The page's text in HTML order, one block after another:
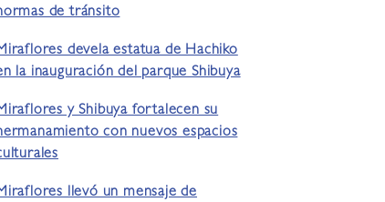
de tránsito
devela estatua de Hachiko
la inauguración del parque Shibuya
y Shibuya fortalecen su
con nuevos espacios
llevó un mensaje de